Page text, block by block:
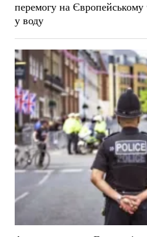
перемогу на Європейському
у воду